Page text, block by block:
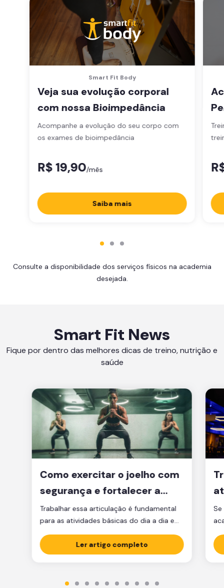
Smart Fit Body
Veja sua evolução corporal
com nossa Bioimpedância
Acompanhe a evolução do seu corpo com
os exames de bioimpedância
R$ 19,90/mês
Saiba mais
Consulte a disponibilidade dos serviços físicos na academia
desejada.
Smart Fit News
Fique por dentro das melhores dicas de treino, nutrição e
saúde
Como exercitar o joelho com
segurança e fortalecer a
articulação
Trabalhar essa articulação é fundamental
para as atividades básicas do dia a dia e
manter a qualidade de vida.
Ler artigo completo